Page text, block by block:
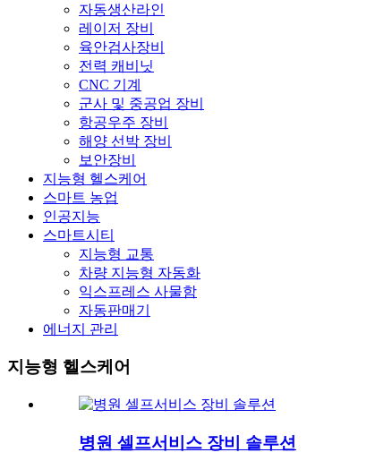
자동생산라인
레이저 장비
육안검사장비
전력 캐비닛
CNC 기계
군사 및 중공업 장비
항공우주 장비
해양 선박 장비
보안장비
지능형 헬스케어
스마트 농업
인공지능
스마트시티
지능형 교통
차량 지능형 자동화
익스프레스 사물함
자동판매기
에너지 관리
지능형 헬스케어
병원 셀프서비스 장비 솔루션